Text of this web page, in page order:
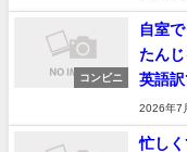
コンビニ
自室
たん
英語
2026年7
忙し